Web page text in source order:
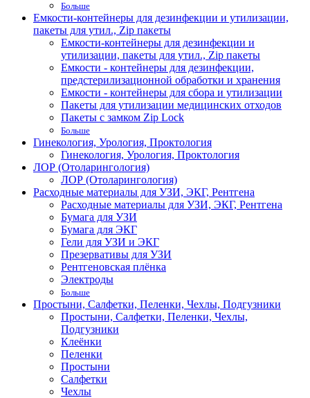
Больше
Емкости-контейнеры для дезинфекции и утилизации,
пакеты для утил., Zip пакеты
Емкости-контейнеры для дезинфекции и
утилизации, пакеты для утил., Zip пакеты
Емкости - контейнеры для дезинфекции,
предстерилизационной обработки и хранения
Емкости - контейнеры для сбора и утилизации
Пакеты для утилизации медицинских отходов
Пакеты с замком Zip Lock
Больше
Гинекология, Урология, Проктология
Гинекология, Урология, Проктология
ЛОР (Отоларингология)
ЛОР (Отоларингология)
Расходные материалы для УЗИ, ЭКГ, Рентгена
Расходные материалы для УЗИ, ЭКГ, Рентгена
Бумага для УЗИ
Бумага для ЭКГ
Гели для УЗИ и ЭКГ
Презервативы для УЗИ
Рентгеновская плёнка
Электроды
Больше
Простыни, Салфетки, Пеленки, Чехлы, Подгузники
Простыни, Салфетки, Пеленки, Чехлы,
Подгузники
Клеёнки
Пеленки
Простыни
Салфетки
Чехлы